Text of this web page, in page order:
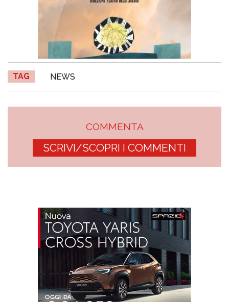
TAG NEWS
COMMENTA
SCRIVI/SCOPRI I COMMENTI